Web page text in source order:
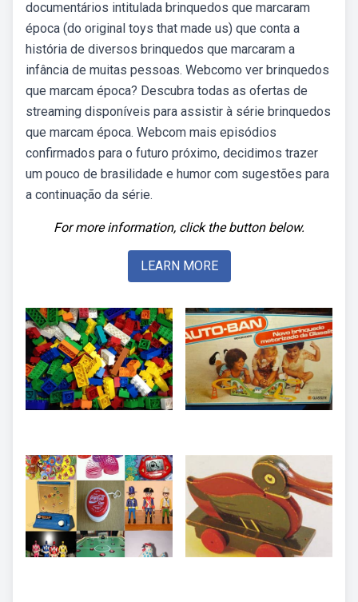
documentários intitulada brinquedos que marcaram
época (do original toys that made us) que conta a
história de diversos brinquedos que marcaram a
infância de muitas pessoas. Webcomo ver brinquedos
que marcam época? Descubra todas as ofertas de
streaming disponíveis para assistir à série brinquedos
que marcam época. Webcom mais episódios
confirmados para o futuro próximo, decidimos trazer
um pouco de brasilidade e humor com sugestões para
a continuação da série.
For more information, click the button below.
LEARN MORE